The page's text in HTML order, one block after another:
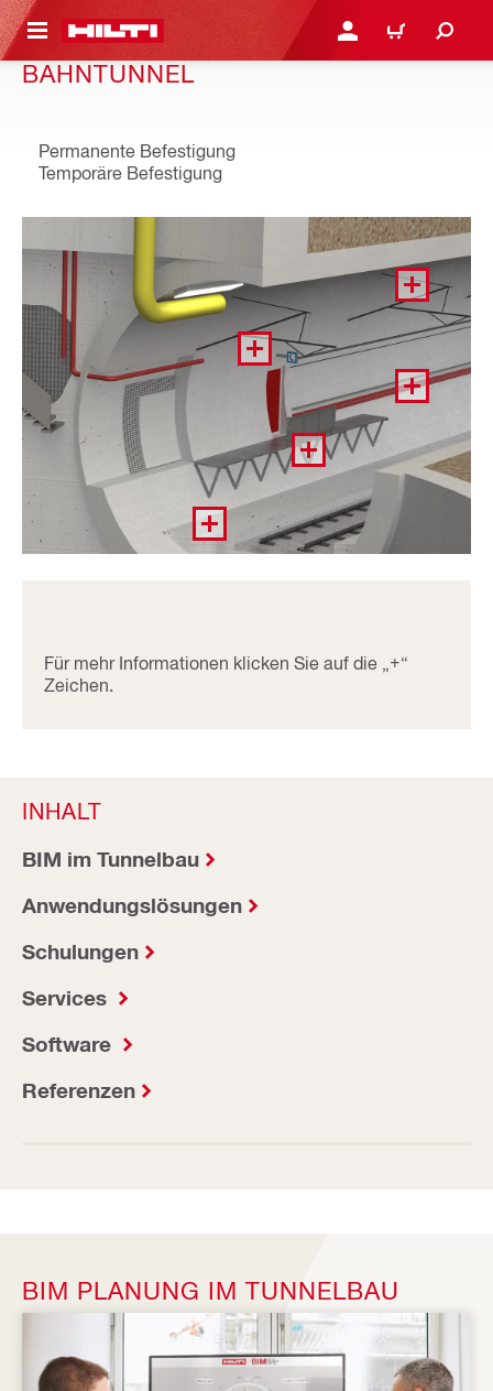
ANMELDEN ODER
WARENKORB
BAHNTUNNEL
Permanente Befestigung
Temporäre Befestigung
Für mehr Informationen klicken Sie auf die „+“
Zeichen.
INHALT
BIM im Tunnelbau
Anwendungslösungen
Schulungen
Services
Software
Referenzen
BIM PLANUNG IM TUNNELBAU